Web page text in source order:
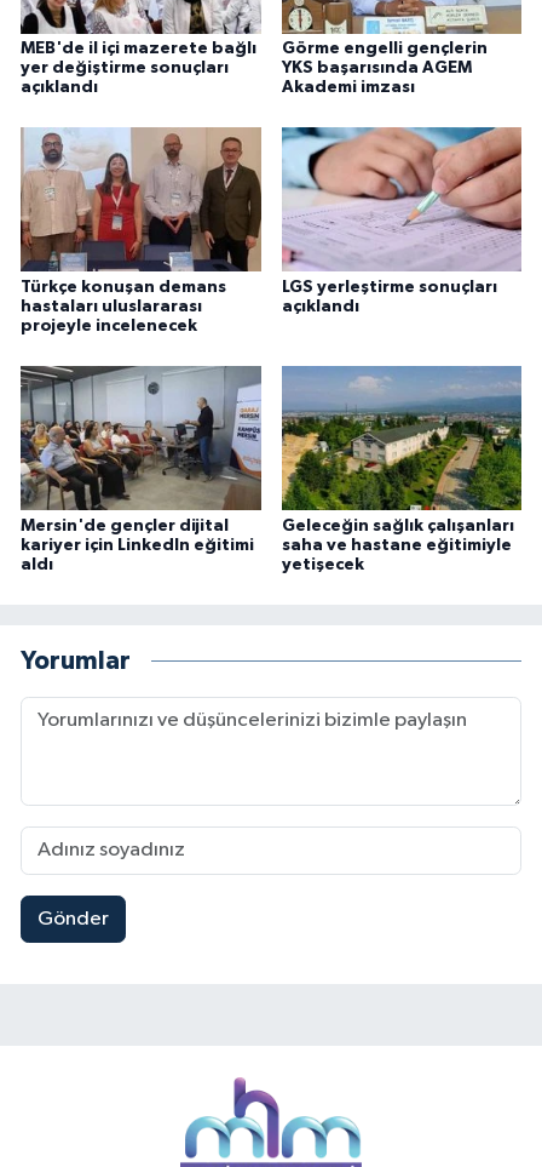
MEB'de il içi mazerete bağlı
yer değiştirme sonuçları
açıklandı
Görme engelli gençlerin
YKS başarısında AGEM
Akademi imzası
Türkçe konuşan demans
hastaları uluslararası
projeyle incelenecek
LGS yerleştirme sonuçları
açıklandı
Mersin'de gençler dijital
kariyer için LinkedIn eğitimi
aldı
Geleceğin sağlık çalışanları
saha ve hastane eğitimiyle
yetişecek
Yorumlar
Gönder